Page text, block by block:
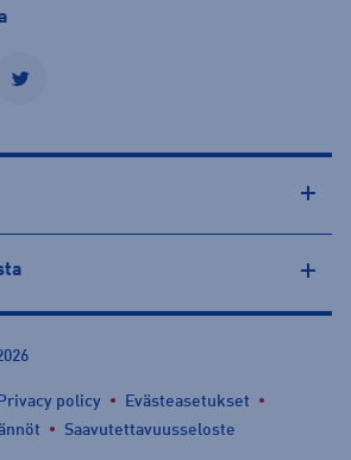
twitter
Privacy policy
Evästeasetukset
Saavutettavuusseloste